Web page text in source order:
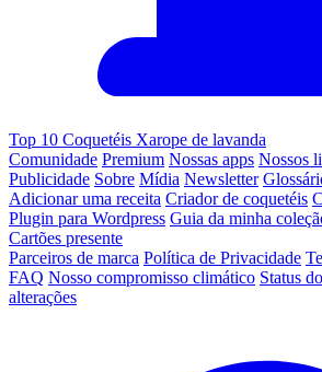
Top 10 Coquetéis Xarope de lavanda
Comunidade Premium Nossas apps Nossos
Publicidade Sobre Mídia Newsletter
Adicionar uma receita Criador de coquetéis
Plugin para Wordpress Guia da minha
Cartões presente
Parceiros de marca Política de Privacidade
FAQ Nosso compromisso climático Status
alterações